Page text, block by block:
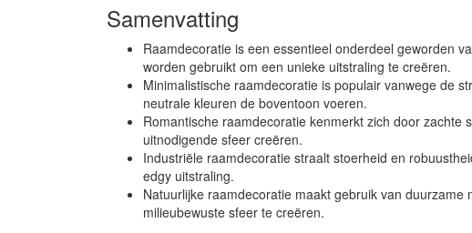
Samenvatting
Raamdecoratie is een essentieel onderdeel geworden
worden gebruikt om een unieke uitstraling te creëren.
Minimalistische raamdecoratie is populair vanwege de
neutrale kleuren de boventoon voeren.
Romantische raamdecoratie kenmerkt zich door
uitnodigende sfeer creëren.
Industriële raamdecoratie straalt stoerheid en
edgy uitstraling.
Natuurlijke raamdecoratie maakt gebruik van
milieubewuste sfeer te creëren.